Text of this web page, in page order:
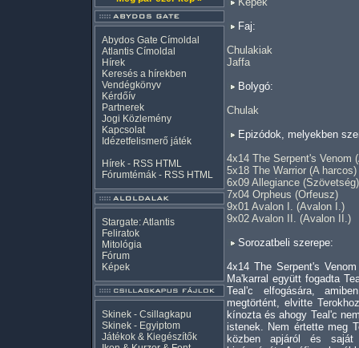
Abydos Gate Címoldal
Atlantis Címoldal
Hírek
Keresés a hírekben
Vendégkönyv
Kérdőív
Partnerek
Jogi Közlemény
Kapcsolat
Idézetfelismerő játék
Hírek - RSS HTML
Fórumtémák - RSS HTML
Stargate: Atlantis
Feliratok
Mitológia
Fórum
Képek
Skinek - Csillagkapu
Skinek - Egyiptom
Játékok & Kiegészítők
Faj:
Chulakiak
Jaffa
Bolygó:
Chulak
Epizódok, melyekben
4x14 The Serpent's Venom
5x18 The Warrior (A harcos)
6x09 Allegiance (Szövetség)
7x04 Orpheus (Orfeusz)
9x01 Avalon I. (Avalon I.)
9x02 Avalon II. (Avalon II.)
Sorozatbeli szerepe:
4x14 The Serpent's
Ma'karral együtt fogadta
Teal'c elfogására,
megtörtént, elvitte
kínozta és ahogy Teal'c
istenek. Nem értette meg
közben apjáról és